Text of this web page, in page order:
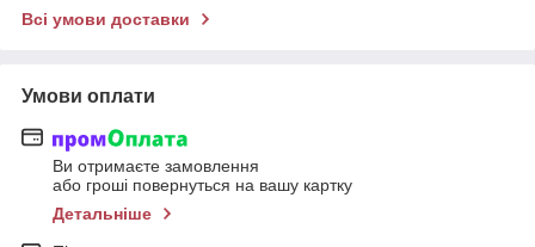
Всі умови доставки
Умови оплати
Ви отримаєте замовлення
або гроші повернуться на вашу картку
Детальніше